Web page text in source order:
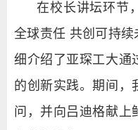
在校长讲坛环节
全球责任 共创可持续
细介绍了亚琛工大通
的创新实践。期间，
问，并向吕迪格献上